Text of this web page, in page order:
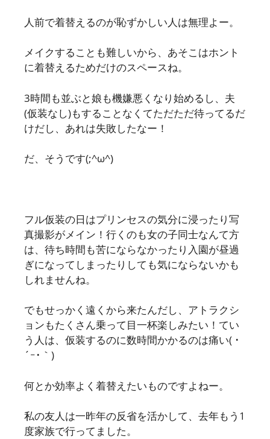
人前で着替えるのが恥ずかしい人は無理よー。
メイクすることも難しいから、あそこはホント
に着替えるためだけのスペースね。
3時間も並ぶと娘も機嫌悪くなり始めるし、夫
(仮装なし)もすることなくてただただ待ってるだ
けだし、あれは失敗したなー！
だ、そうです(;^ω^)
フル仮装の日はプリンセスの気分に浸ったり写
真撮影がメイン！行くのも女の子同士なんて方
は、待ち時間も苦にならなかったり入園が昼過
ぎになってしまったりしても気にならないかも
しれませんね。
でもせっかく遠くから来たんだし、アトラクシ
ョンもたくさん乗って目一杯楽しみたい！てい
う人は、仮装するのに数時間かかるのは痛い( ･
´ｰ･｀)
何とか効率よく着替えたいものですよねー。
私の友人は一昨年の反省を活かして、去年もう1
度家族で行ってました。